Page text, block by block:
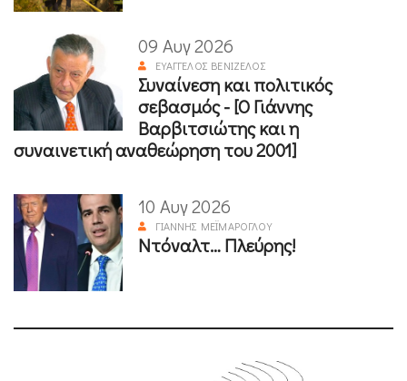
09 Αυγ 2026
ΕΥΆΓΓΕΛΟΣ ΒΕΝΙΖΈΛΟΣ
Συναίνεση και πολιτικός
σεβασμός - [Ο Γιάννης
Βαρβιτσιώτης και η
συναινετική αναθεώρηση του 2001]
10 Αυγ 2026
ΓΙΆΝΝΗΣ ΜΕΪΜΆΡΟΓΛΟΥ
Ντόναλτ… Πλεύρης!